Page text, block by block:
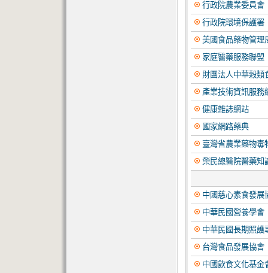
行政院農業委員會
行政院環境保護署
美國食品藥物管理
家庭醫藥服務聯盟
財團法人中華穀類
產業技術資訊服務
健康雜誌網站
國家網路藥典
臺灣省農業藥物毒
榮民總醫院醫藥知
中國慈心素食發展
中華民國營養學會
中華民國長期照護
台灣食品發展協會
中國飲食文化基金